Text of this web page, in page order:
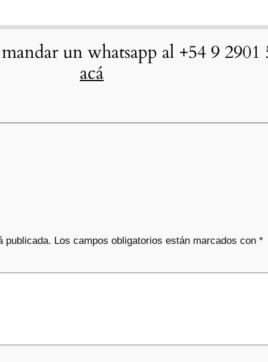
un whatsapp al +54 9 2901
acá
publicada. Los campos obligatorios están marcados con *